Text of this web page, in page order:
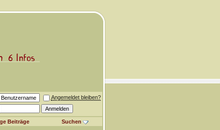
Angemeldet bleiben?
Beiträge Suchen